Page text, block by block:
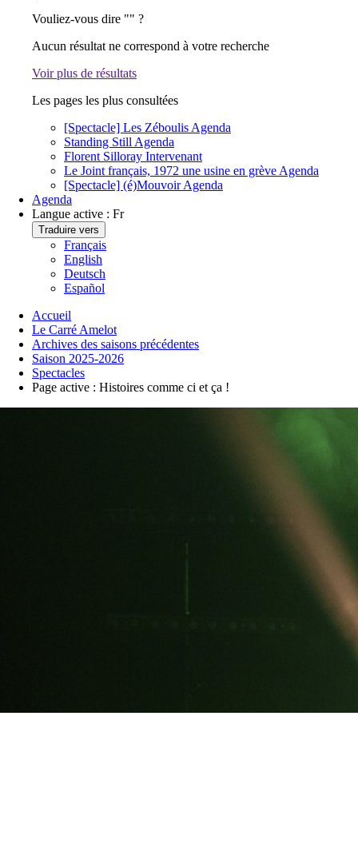
Vouliez-vous dire "" ?
Aucun résultat ne correspond à votre recherche
Voir plus de résultats
Les pages les plus consultées
[Spectacle] Les Zéboulis Agenda
Standing Still Agenda
Florent Silloray Intervenant
Le Joint français, 1972 une usine en grève Agenda
[Spectacle] (é)Mouvoir Agenda
Agenda
Langue active : Fr
Traduire vers
Français
English
Deutsch
Español
Accueil
Le Carré Amelot
Archives des saisons précédentes
Saison 2025-2026
Spectacles
Page active : Histoires comme ci et ça !